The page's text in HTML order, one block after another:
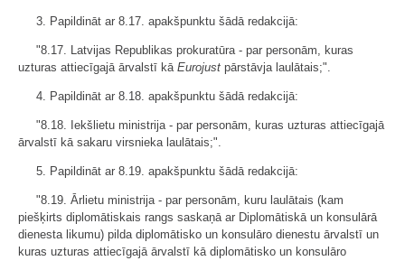
3. Papildināt ar 8.17. apakšpunktu šādā redakcijā:
"8.17. Latvijas Republikas prokuratūra - par personām, kuras
uzturas attiecīgajā ārvalstī kā Eurojust pārstāvja laulātais;".
4. Papildināt ar 8.18. apakšpunktu šādā redakcijā:
"8.18. Iekšlietu ministrija - par personām, kuras uzturas attiecīgajā
ārvalstī kā sakaru virsnieka laulātais;".
5. Papildināt ar 8.19. apakšpunktu šādā redakcijā:
"8.19. Ārlietu ministrija - par personām, kuru laulātais (kam
piešķirts diplomātiskais rangs saskaņā ar Diplomātiskā un konsulārā
dienesta likumu) pilda diplomātisko un konsulāro dienestu ārvalstī un
kuras uzturas attiecīgajā ārvalstī kā diplomātisko un konsulāro